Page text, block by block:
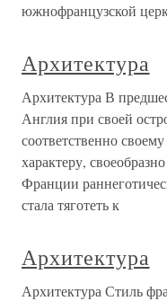
южнофранцузской
Архитектура
Архитектура В
Англия при своей
соответственно
характеру,
Франции
стала тяготеть к
Архитектура
Архитектура Стиль